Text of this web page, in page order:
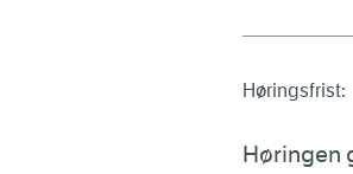
Høringsfrist:
Høringen